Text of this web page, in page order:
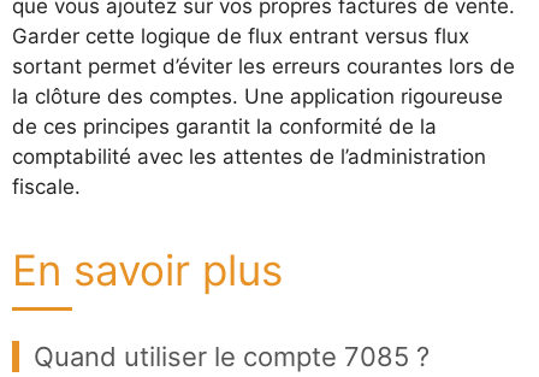
que vous ajoutez sur vos propres factures de vente.
Garder cette logique de flux entrant versus flux
sortant permet d’éviter les erreurs courantes lors de
la clôture des comptes. Une application rigoureuse
de ces principes garantit la conformité de la
comptabilité avec les attentes de l’administration
fiscale.
En savoir plus
Quand utiliser le compte 7085 ?